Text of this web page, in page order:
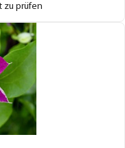
zu prüfen